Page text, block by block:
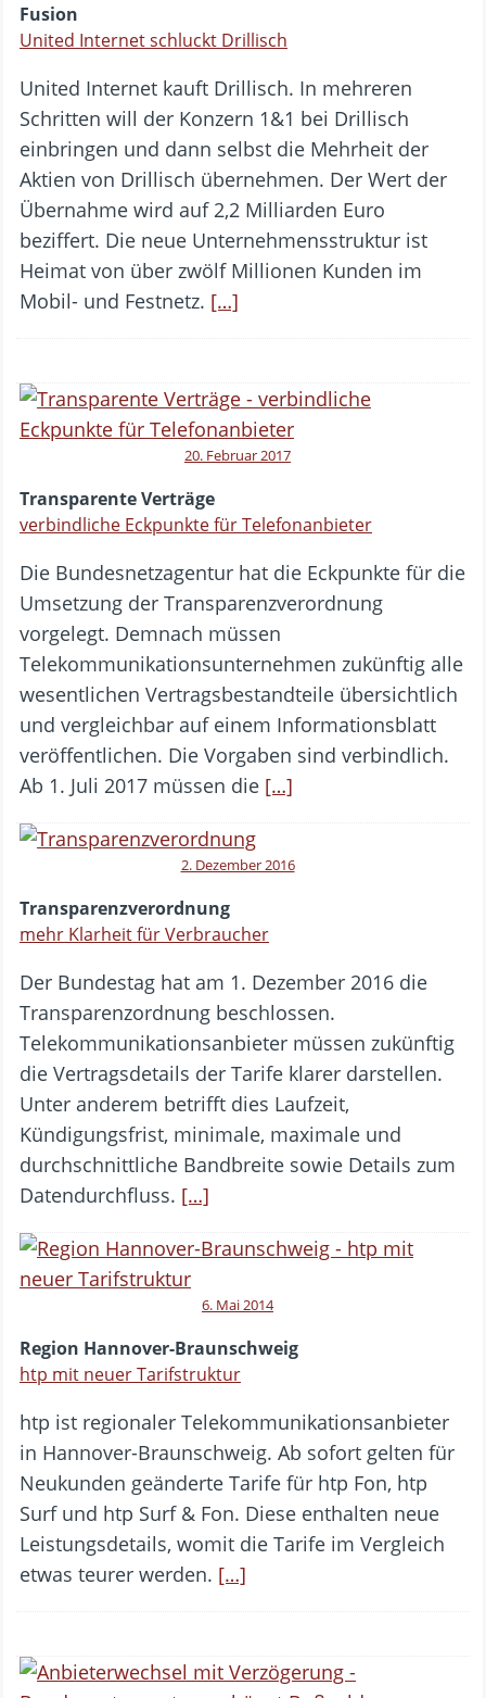
Fusion
United Internet schluckt Drillisch
United Internet kauft Drillisch. In mehreren
Schritten will der Konzern 1&1 bei Drillisch
einbringen und dann selbst die Mehrheit der
Aktien von Drillisch übernehmen. Der Wert der
Übernahme wird auf 2,2 Milliarden Euro
beziffert. Die neue Unternehmensstruktur ist
Heimat von über zwölf Millionen Kunden im
Mobil- und Festnetz. […]
20. Februar 2017
Transparente Verträge
verbindliche Eckpunkte für Telefonanbieter
Die Bundesnetzagentur hat die Eckpunkte für die
Umsetzung der Transparenzverordnung
vorgelegt. Demnach müssen
Telekommunikationsunternehmen zukünftig alle
wesentlichen Vertragsbestandteile übersichtlich
und vergleichbar auf einem Informationsblatt
veröffentlichen. Die Vorgaben sind verbindlich.
Ab 1. Juli 2017 müssen die […]
2. Dezember 2016
Transparenzverordnung
mehr Klarheit für Verbraucher
Der Bundestag hat am 1. Dezember 2016 die
Transparenzordnung beschlossen.
Telekommunikationsanbieter müssen zukünftig
die Vertragsdetails der Tarife klarer darstellen.
Unter anderem betrifft dies Laufzeit,
Kündigungsfrist, minimale, maximale und
durchschnittliche Bandbreite sowie Details zum
Datendurchfluss. […]
6. Mai 2014
Region Hannover-Braunschweig
htp mit neuer Tarifstruktur
htp ist regionaler Telekommunikationsanbieter
in Hannover-Braunschweig. Ab sofort gelten für
Neukunden geänderte Tarife für htp Fon, htp
Surf und htp Surf & Fon. Diese enthalten neue
Leistungsdetails, womit die Tarife im Vergleich
etwas teurer werden. […]